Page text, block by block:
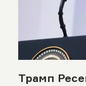
Трамп